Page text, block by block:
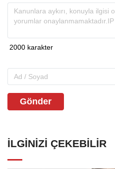
Gönder
İLGINIZI ÇEKEBILIR